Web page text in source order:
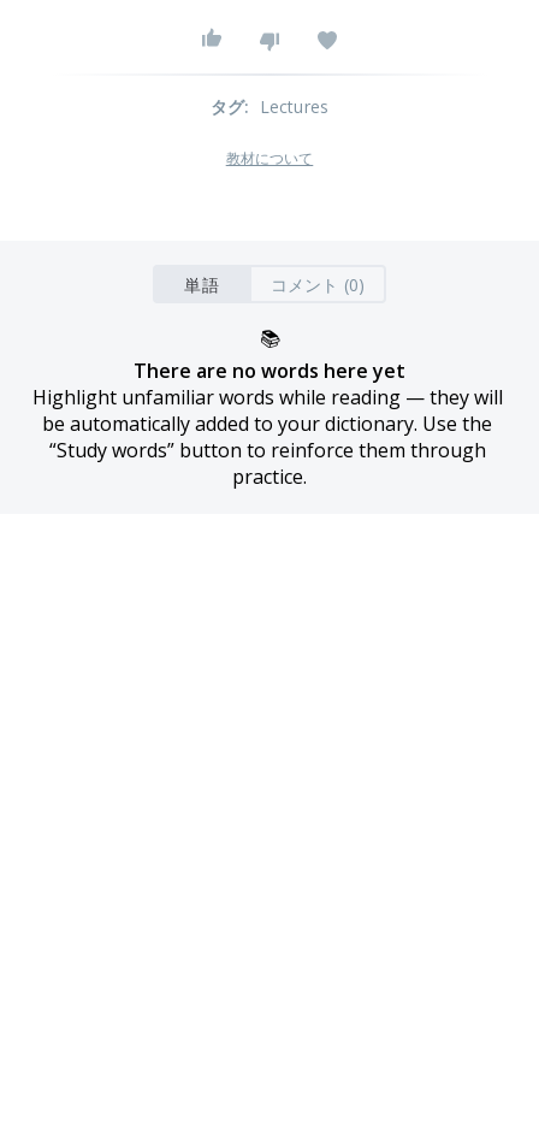
タグ: Lectures
教材について
単語 コメント (0)
📚
There are no words here yet
Highlight unfamiliar words while reading — they will
be automatically added to your dictionary. Use the
“Study words” button to reinforce them through
practice.